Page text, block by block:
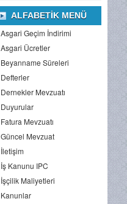
ALFABETIK MENÜ
Asgari Geçim İndirimi
Asgari Ücretler
Beyanname Süreleri
Defterler
Dernekler Mevzuatı
Duyurular
Fatura Mevzuatı
Güncel Mevzuat
İletişim
İş Kanunu IPC
İşçilik Maliyetleri
Kanunlar